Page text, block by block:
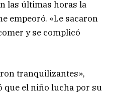
las últimas horas la
empeoró. «Le sacaron
y se complicó
tranquilizantes»,
que el niño lucha por su